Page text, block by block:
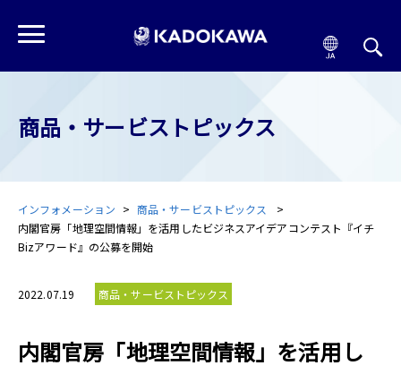
商品・サービストピックス
インフォメーション
商品・サービストピックス
内閣官房「地理空間情報」を活用したビジネスアイデアコンテスト『イチ
Bizアワード』の公募を開始
2022.07.19 商品・サービストピックス
内閣官房「地理空間情報」を活用し